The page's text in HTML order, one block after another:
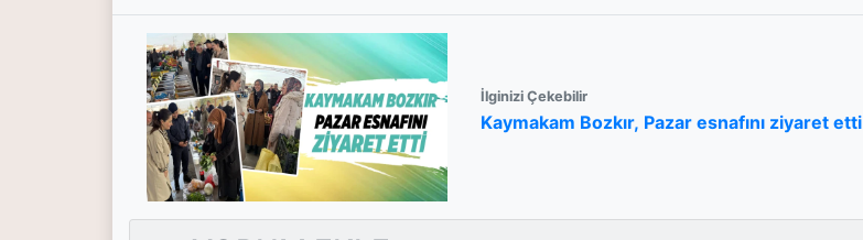
İlginizi Çekebilir
Kaymakam Bozkır, Pazar esnafını ziyaret etti